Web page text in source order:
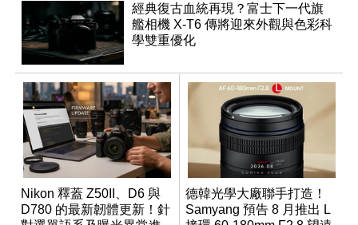
經典復古血統再現？富士下一代旗
艦相機 X-T6 傳將迎來外觀與色彩科
學雙重優化
Nikon 釋蓋 Z50II、D6 與
D780 的最新韌體更新！針
德韓光學大廠聯手打造！
Samyang 預告 8 月推出 L